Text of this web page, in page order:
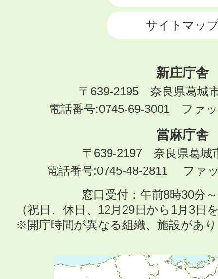
サイトマッ
新庄庁舎
〒639-2195 奈良県葛城
電話番号:0745-69-3001 ファ
當麻庁舎
〒639-2197 奈良県葛城
電話番号:0745-48-2811 ファ
窓口受付：午前8時30分
（祝日、休日、12月29日から1月3日
※開庁時間が異なる組織、施設があ